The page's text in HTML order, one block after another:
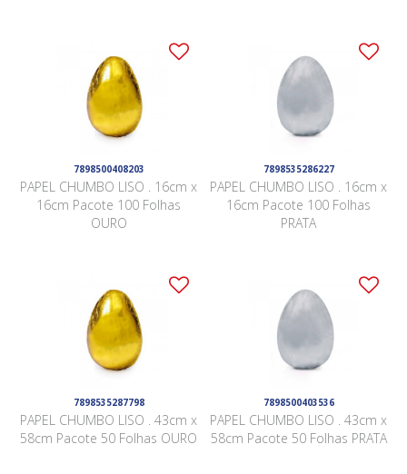
7898500408203
PAPEL CHUMBO LISO . 16cm x
16cm Pacote 100 Folhas
OURO
7898535286227
PAPEL CHUMBO LISO . 16cm x
16cm Pacote 100 Folhas
PRATA
7898535287798
PAPEL CHUMBO LISO . 43cm x
58cm Pacote 50 Folhas OURO
7898500403536
PAPEL CHUMBO LISO . 43cm x
58cm Pacote 50 Folhas PRATA